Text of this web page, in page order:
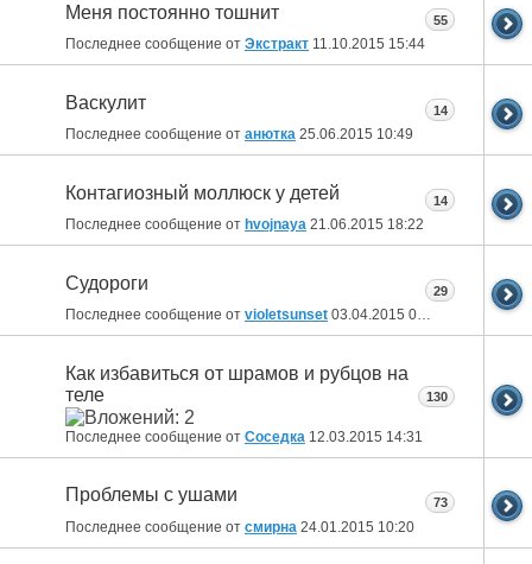
Меня постоянно тошнит
Последнее сообщение от Экстракт 11.10.2015 15:44
55
Васкулит
Последнее сообщение от анютка 25.06.2015 10:49
14
Контагиозный моллюск у детей
Последнее сообщение от hvojnaya 21.06.2015 18:22
14
Судороги
Последнее сообщение от violetsunset 03.04.2015 00:14
29
Как избавиться от шрамов и рубцов на
теле
Последнее сообщение от Соседка 12.03.2015 14:31
130
Проблемы с ушами
Последнее сообщение от смирна 24.01.2015 10:20
73